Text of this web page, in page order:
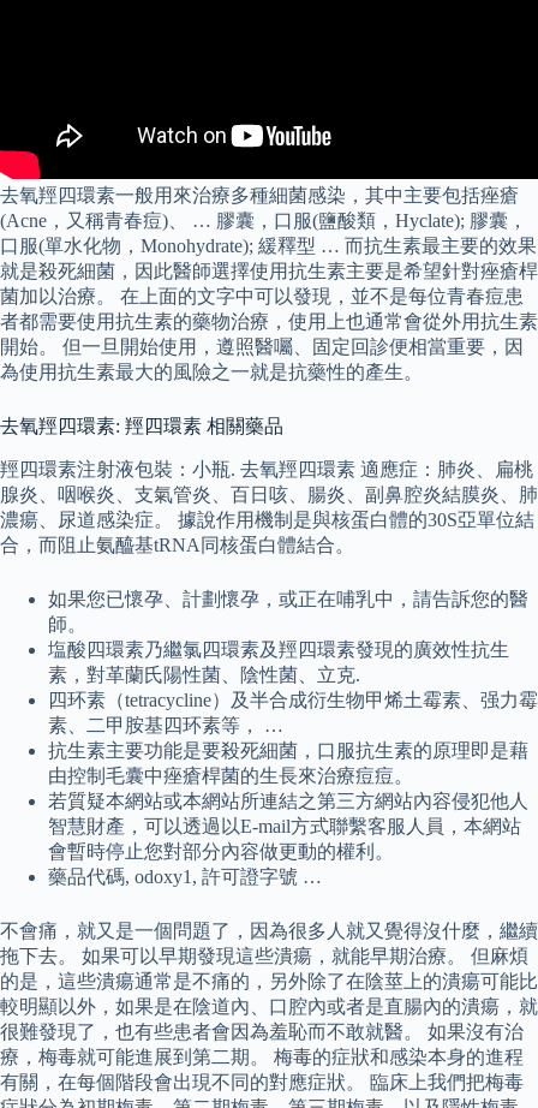
去氧羥四環素一般用來治療多種細菌感染，其中主要包括痤瘡
(Acne，又稱青春痘)、 … 膠囊，口服(鹽酸類，Hyclate); 膠囊，
口服(單水化物，Monohydrate); 緩釋型 … 而抗生素最主要的效果
就是殺死細菌，因此醫師選擇使用抗生素主要是希望針對痤瘡桿
菌加以治療。 在上面的文字中可以發現，並不是每位青春痘患
者都需要使用抗生素的藥物治療，使用上也通常會從外用抗生素
開始。 但一旦開始使用，遵照醫囑、固定回診便相當重要，因
為使用抗生素最大的風險之一就是抗藥性的產生。
去氧羥四環素: 羥四環素 相關藥品
羥四環素注射液包裝：小瓶. 去氧羥四環素 適應症：肺炎、扁桃
腺炎、咽喉炎、支氣管炎、百日咳、腸炎、副鼻腔炎結膜炎、肺
濃瘍、尿道感染症。 據說作用機制是與核蛋白體的30S亞單位結
合，而阻止氨醯基tRNA同核蛋白體結合。
如果您已懷孕、計劃懷孕，或正在哺乳中，請告訴您的醫
師。
塩酸四環素乃繼氯四環素及羥四環素發現的廣效性抗生
素，對革蘭氏陽性菌、陰性菌、立克.
四环素（tetracycline）及半合成衍生物甲烯土霉素、强力霉
素、二甲胺基四环素等， …
抗生素主要功能是要殺死細菌，口服抗生素的原理即是藉
由控制毛囊中痤瘡桿菌的生長來治療痘痘。
若質疑本網站或本網站所連結之第三方網站內容侵犯他人
智慧財產，可以透過以E-mail方式聯繫客服人員，本網站
會暫時停止您對部分內容做更動的權利。
藥品代碼, odoxy1, 許可證字號 …
不會痛，就又是一個問題了，因為很多人就又覺得沒什麼，繼續
拖下去。 如果可以早期發現這些潰瘍，就能早期治療。 但麻煩
的是，這些潰瘍通常是不痛的，另外除了在陰莖上的潰瘍可能比
較明顯以外，如果是在陰道內、口腔內或者是直腸內的潰瘍，就
很難發現了，也有些患者會因為羞恥而不敢就醫。 如果沒有治
療，梅毒就可能進展到第二期。 梅毒的症狀和感染本身的進程
有關，在每個階段會出現不同的對應症狀。 臨床上我們把梅毒